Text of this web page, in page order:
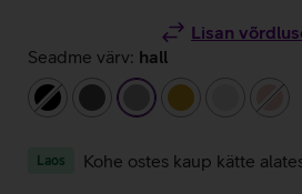
Lisan
Seadme värv: hall
must
tumehall
hall kuldne hõbedane
Laos Kohe ostes kaup kätte